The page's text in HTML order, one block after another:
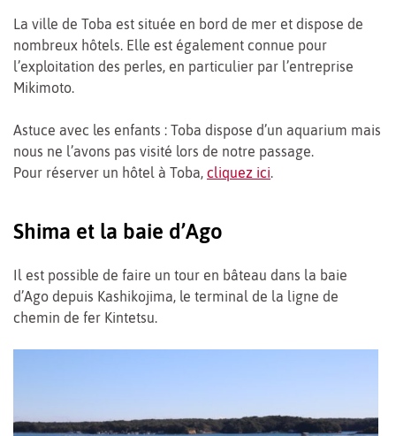
La ville de Toba est située en bord de mer et dispose de
nombreux hôtels. Elle est également connue pour
l’exploitation des perles, en particulier par l’entreprise
Mikimoto.
Astuce avec les enfants : Toba dispose d’un aquarium mais
nous ne l’avons pas visité lors de notre passage.
Pour réserver un hôtel à Toba, cliquez ici.
Shima et la baie d’Ago
Il est possible de faire un tour en bâteau dans la baie
d’Ago depuis Kashikojima, le terminal de la ligne de
chemin de fer Kintetsu.